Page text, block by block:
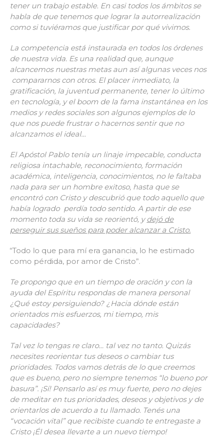
tener un trabajo estable. En casi todos los ámbitos se
habla de que tenemos que lograr la autorrealización
como si tuviéramos que justificar por qué vivimos.
La competencia está instaurada en todos los órdenes
de nuestra vida. Es una realidad que, aunque
alcancemos nuestras metas aun así algunas veces nos
compararnos con otros. El placer inmediato, la
gratificación, la juventud permanente, tener lo último
en tecnología, y el boom de la fama instantánea en los
medios y redes sociales son algunos ejemplos de lo
que nos puede frustrar o hacernos sentir que no
alcanzamos el ideal…
El Apóstol Pablo tenía un linaje impecable, conducta
religiosa intachable, reconocimiento, formación
académica, inteligencia, conocimientos, no le faltaba
nada para ser un hombre exitoso, hasta que se
encontró con Cristo y descubrió que todo aquello que
había logrado perdía todo sentido. A partir de ese
momento toda su vida se reorientó, ydejó de
perseguir sus sueños para poder alcanzar a Cristo.
“Todo lo que para mí era ganancia, lo he estimado
como pérdida, por amor de Cristo”.
Te propongo que en un tiempo de oración y con la
ayuda del Espíritu respondas de manera personal
¿Qué estoy persiguiendo? ¿Hacia dónde están
orientados mis esfuerzos, mi tiempo, mis
capacidades?
Tal vez lo tengas re claro… tal vez no tanto. Quizás
necesites reorientar tus deseos o cambiar tus
prioridades. Todos vamos detrás de lo que creemos
que es bueno, pero no siempre tenemos “lo bueno por
basura”. ¡Sí! Pensarlo así es muy fuerte, pero no dejes
de meditar en tus prioridades, deseos y objetivos y de
orientarlos de acuerdo a tu llamado. Tenés una
“vocación vital” que recibiste cuando te entregaste a
Cristo ¡Él desea llevarte a un nuevo tiempo!